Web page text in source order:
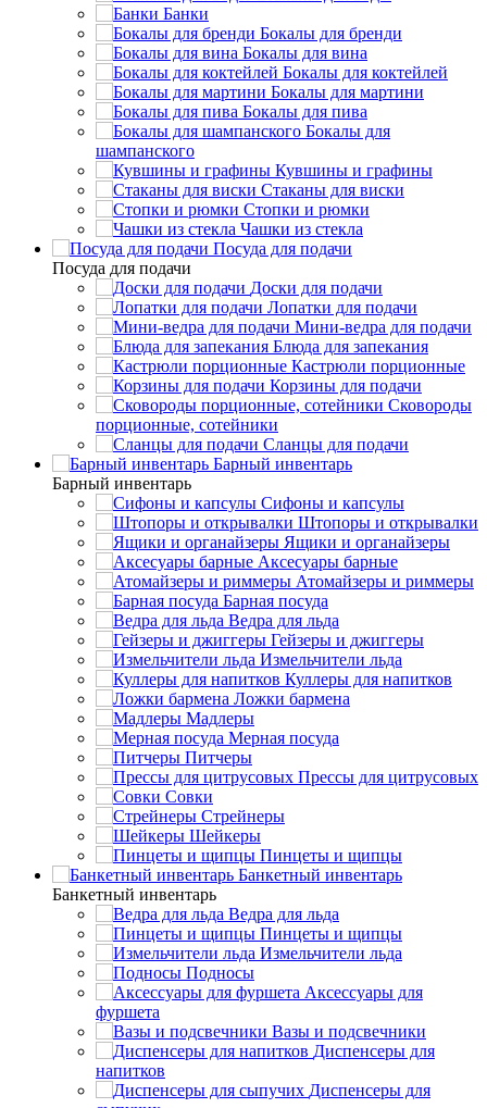
Банки
Бокалы для бренди
Бокалы для вина
Бокалы для коктейлей
Бокалы для мартини
Бокалы для пива
Бокалы для
шампанского
Кувшины и графины
Стаканы для виски
Стопки и рюмки
Чашки из стекла
Посуда для подачи
Посуда для подачи
Доски для подачи
Лопатки для подачи
Мини-ведра для подачи
Блюда для запекания
Кастрюли порционные
Корзины для подачи
Сковороды
порционные, сотейники
Сланцы для подачи
Барный инвентарь
Барный инвентарь
Сифоны и капсулы
Штопоры и открывалки
Ящики и органайзеры
Аксесуары барные
Атомайзеры и риммеры
Барная посуда
Ведра для льда
Гейзеры и джиггеры
Измельчители льда
Куллеры для напитков
Ложки бармена
Мадлеры
Мерная посуда
Питчеры
Прессы для цитрусовых
Совки
Стрейнеры
Шейкеры
Пинцеты и щипцы
Банкетный инвентарь
Банкетный инвентарь
Ведра для льда
Пинцеты и щипцы
Измельчители льда
Подносы
Аксессуары для
фуршета
Вазы и подсвечники
Диспенсеры для
напитков
Диспенсеры для